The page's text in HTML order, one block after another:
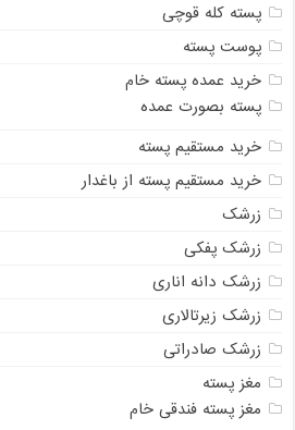
پسته کله قوچی
پوست پسته
خرید عمده پسته خام
پسته بصورت عمده
خرید مستقیم پسته
خرید مستقیم پسته از باغدار
زرشک
زرشک پفکی
زرشک دانه اناری
زرشک زیرتالاری
زرشک صادراتی
مغز پسته
مغز پسته فندقی خام